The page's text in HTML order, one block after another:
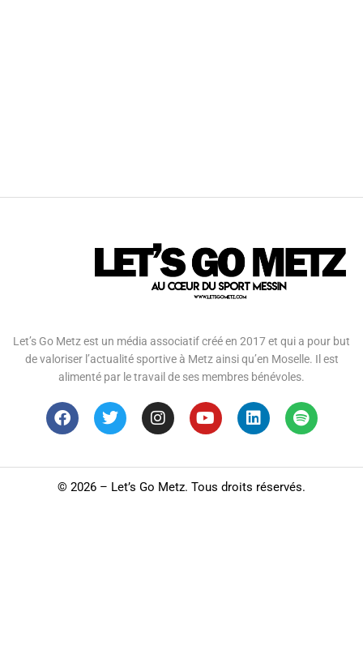
Let’s Go Metz est un média associatif créé en 2017 et qui a pour but
de valoriser l’actualité sportive à Metz ainsi qu’en Moselle. Il est
alimenté par le travail de ses membres bénévoles.
© 2026 – Let’s Go Metz. Tous droits réservés.